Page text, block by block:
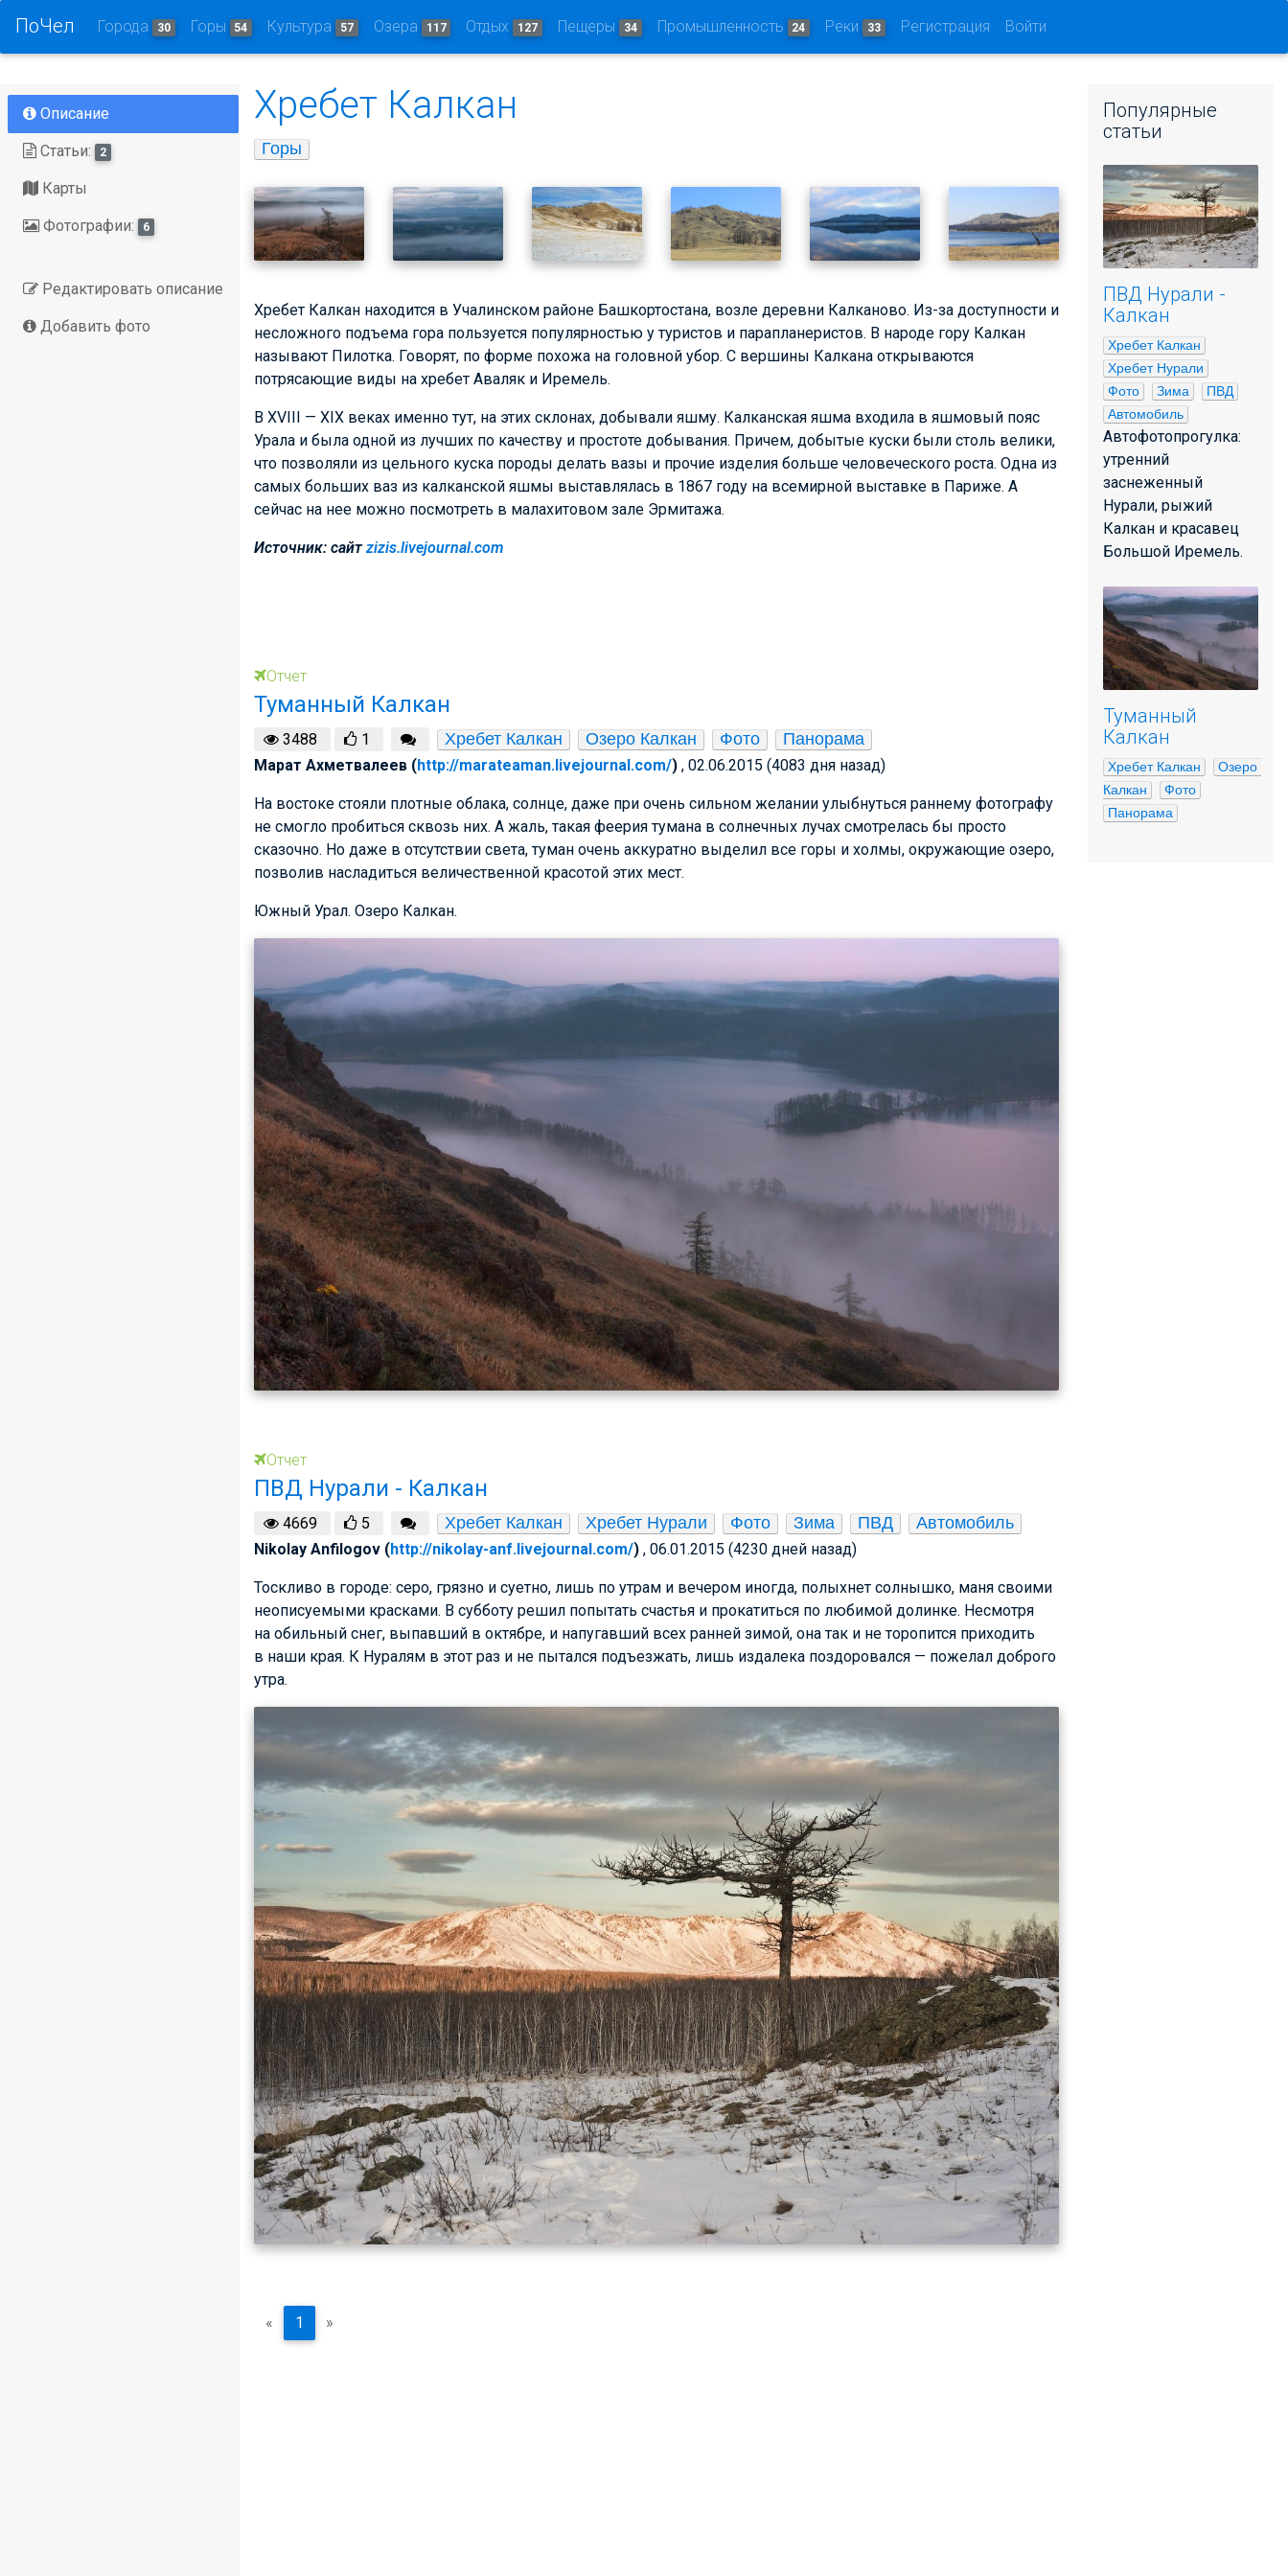
ПоЧел Города 30 Горы 54 Культура 57 Озера 117 Отдых 127 Пещеры 34 Промышленность 24 Реки 33 Регистрация Войти
Описание
Статьи: 2
Карты
Фотографии: 6
Редактировать описание
Добавить фото
Хребет Калкан
Горы
Хребет Калкан находится в Учалинском районе Башкортостана, возле деревни Калканово. Из-за доступности и
несложного подъема гора пользуется популярностью у туристов и парапланеристов. В народе гору Калкан
называют Пилотка. Говорят, по форме похожа на головной убор. С вершины Калкана открываются
потрясающие виды на хребет Аваляк и Иремель.
В XVIII — XIX веках именно тут, на этих склонах, добывали яшму. Калканская яшма входила в яшмовый пояс
Урала и была одной из лучших по качеству и простоте добывания. Причем, добытые куски были столь велики,
что позволяли из цельного куска породы делать вазы и прочие изделия больше человеческого роста. Одна из
самых больших ваз из калканской яшмы выставлялась в 1867 году на всемирной выставке в Париже. А
сейчас на нее можно посмотреть в малахитовом зале Эрмитажа.
Источник: сайтzizis.livejournal.com
Отчет
Туманный Калкан
3488 1 Хребет Калкан Озеро Калкан Фото Панорама
Марат Ахметвалеев (http://marateaman.livejournal.com/) , 02.06.2015 (4083 дня назад)
На востоке стояли плотные облака, солнце, даже при очень сильном желании улыбнуться раннему фотографу
не смогло пробиться сквозь них. А жаль, такая феерия тумана в солнечных лучах смотрелась бы просто
сказочно. Но даже в отсутствии света, туман очень аккуратно выделил все горы и холмы, окружающие озеро,
позволив насладиться величественной красотой этих мест.
Южный Урал. Озеро Калкан.
Отчет
ПВД Нурали - Калкан
4669 5 Хребет Калкан Хребет Нурали Фото Зима ПВД Автомобиль
Nikolay Anfilogov (http://nikolay-anf.livejournal.com/) , 06.01.2015 (4230 дней назад)
Тоскливо в городе: серо, грязно и суетно, лишь по утрам и вечером иногда, полыхнет солнышко, маня своими
неописуемыми красками. В субботу решил попытать счастья и прокатиться по любимой долинке. Несмотря
на обильный снег, выпавший в октябре, и напугавший всех ранней зимой, она так и не торопится приходить
в наши края. К Нуралям в этот раз и не пытался подъезжать, лишь издалека поздоровался — пожелал доброго
утра.
« 1 »
Популярные
статьи
ПВД Нурали -
Калкан
Хребет Калкан
Хребет Нурали
Фото
Зима
ПВД
Автомобиль
Автофотопрогулка:
утренний
заснеженный
Нурали, рыжий
Калкан и красавец
Большой Иремель.
Туманный
Калкан
Хребет Калкан
Озеро
Калкан
Фото
Панорама